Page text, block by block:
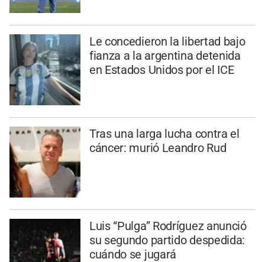
Le concedieron la libertad bajo
fianza a la argentina detenida
en Estados Unidos por el ICE
Tras una larga lucha contra el
cáncer: murió Leandro Rud
Luis “Pulga” Rodríguez anunció
su segundo partido despedida:
cuándo se jugará